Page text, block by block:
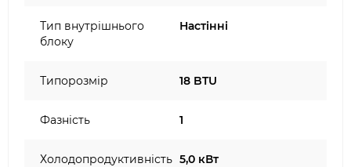
Тип внутрішнього
блоку
Настінні
Типорозмір 18 BTU
Фазність 1
Холодопродуктивність 5,0 кВт